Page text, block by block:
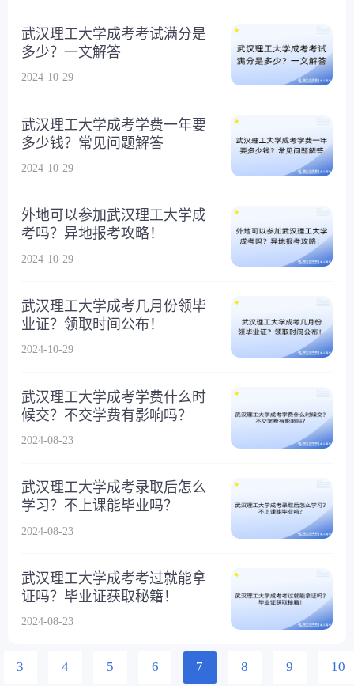
武汉理工大学成考考试满分是
多少？一文解答
2024-10-29
武汉理工大学成考学费一年要
多少钱？常见问题解答
2024-10-29
外地可以参加武汉理工大学成
考吗？异地报考攻略！
2024-10-29
武汉理工大学成考几月份领毕
业证？领取时间公布！
2024-10-29
武汉理工大学成考学费什么时
候交？不交学费有影响吗？
2024-08-23
武汉理工大学成考录取后怎么
学习？不上课能毕业吗？
2024-08-23
武汉理工大学成考考过就能拿
证吗？毕业证获取秘籍！
2024-08-23
3 4 5 6 7 8 9 10